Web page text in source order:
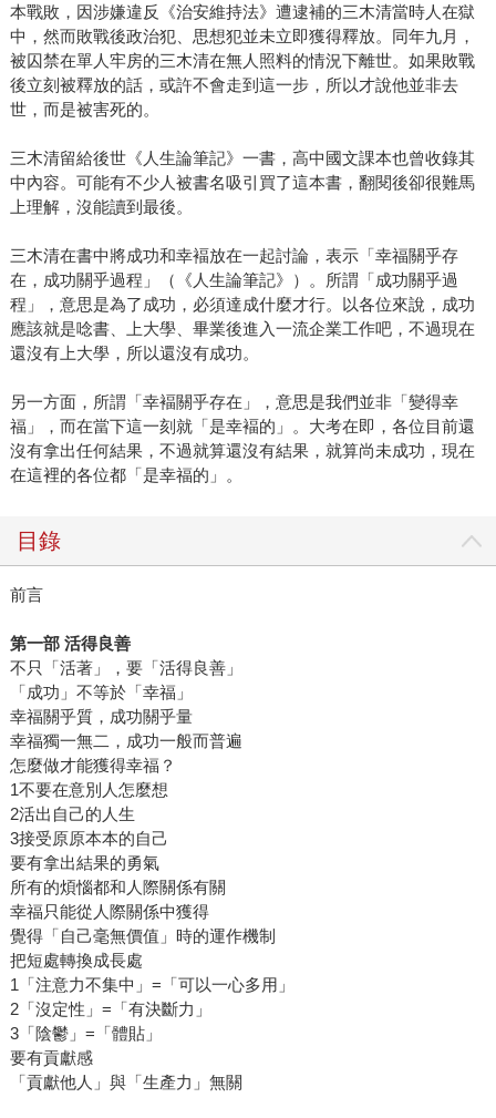
本戰敗，因涉嫌違反《治安維持法》遭逮補的三木清當時人在獄
中，然而敗戰後政治犯、思想犯並未立即獲得釋放。同年九月，
被囚禁在單人牢房的三木清在無人照料的情況下離世。如果敗戰
後立刻被釋放的話，或許不會走到這一步，所以才說他並非去
世，而是被害死的。
三木清留給後世《人生論筆記》一書，高中國文課本也曾收錄其
中內容。可能有不少人被書名吸引買了這本書，翻閱後卻很難馬
上理解，沒能讀到最後。
三木清在書中將成功和幸褔放在一起討論，表示「幸福關乎存
在，成功關乎過程」（《人生論筆記》）。所謂「成功關乎過
程」，意思是為了成功，必須達成什麼才行。以各位來說，成功
應該就是唸書、上大學、畢業後進入一流企業工作吧，不過現在
還沒有上大學，所以還沒有成功。
另一方面，所謂「幸褔關乎存在」，意思是我們並非「變得幸
福」，而在當下這一刻就「是幸褔的」。大考在即，各位目前還
沒有拿出任何結果，不過就算還沒有結果，就算尚未成功，現在
在這裡的各位都「是幸福的」。
目錄
前言
第一部 活得良善
不只「活著」，要「活得良善」
「成功」不等於「幸福」
幸福關乎質，成功關乎量
幸福獨一無二，成功一般而普遍
怎麼做才能獲得幸福？
1不要在意別人怎麼想
2活出自己的人生
3接受原原本本的自己
要有拿出結果的勇氣
所有的煩惱都和人際關係有關
幸福只能從人際關係中獲得
覺得「自己毫無價值」時的運作機制
把短處轉換成長處
1「注意力不集中」=「可以一心多用」
2「沒定性」=「有決斷力」
3「陰鬱」=「體貼」
要有貢獻感
「貢獻他人」與「生產力」無關